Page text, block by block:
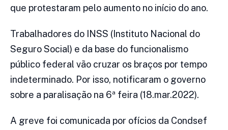
que protestaram pelo aumento no início do ano.
Trabalhadores do INSS (Instituto Nacional do
Seguro Social) e da base do funcionalismo
público federal vão cruzar os braços por tempo
indeterminado. Por isso, notificaram o governo
sobre a paralisação na 6ª feira (18.mar.2022).
A greve foi comunicada por ofícios da Condsef